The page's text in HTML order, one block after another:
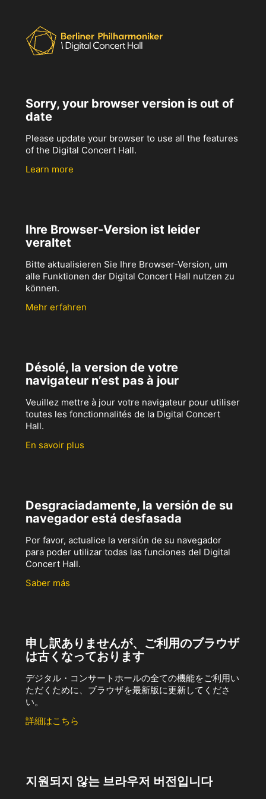
Sorry, your browser version is out of
date
Please update your browser to use all the features
of the Digital Concert Hall.
Learn more
Ihre Browser-Version ist leider
veraltet
Bitte aktualisieren Sie Ihre Browser-Version, um
alle Funktionen der Digital Concert Hall nutzen zu
können.
Mehr erfahren
Désolé, la version de votre
navigateur n’est pas à jour
Veuillez mettre à jour votre navigateur pour utiliser
toutes les fonctionnalités de la Digital Concert
Hall.
En savoir plus
Desgraciadamente, la versión de su
navegador está desfasada
Por favor, actualice la versión de su navegador
para poder utilizar todas las funciones del Digital
Concert Hall.
Saber más
申し訳ありませんが、ご利用のブラウザ
は古くなっております
デジタル・コンサートホールの全ての機能をご利用い
ただくために、ブラウザを最新版に更新してくださ
い。
詳細はこちら
지원되지 않는 브라우저 버전입니다